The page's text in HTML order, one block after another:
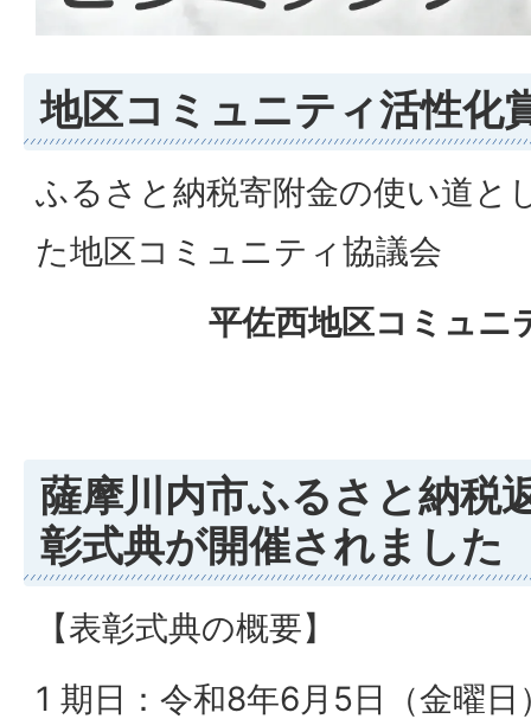
地区コミュニティ活性化
ふるさと納税寄附金の使い道と
た地区コミュニティ協議会
平佐西地区コミュニ
薩摩川内市ふるさと納税
彰式典が開催されました
【表彰式典の概要】
1 期日：令和8年6月5日（金曜日